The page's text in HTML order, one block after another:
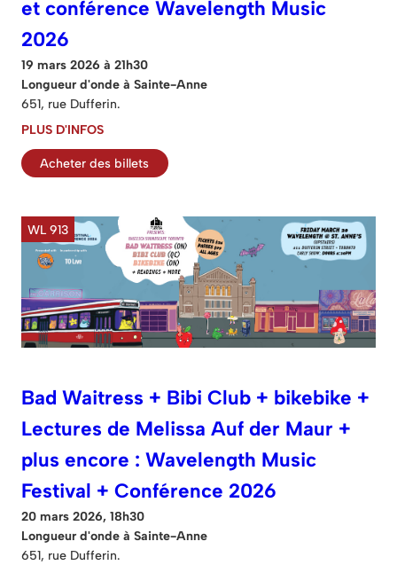
et conférence Wavelength Music
2026
19 mars 2026 à 21h30
Longueur d'onde à Sainte-Anne
651, rue Dufferin.
PLUS D'INFOS
Acheter des billets
WL 913
Bad Waitress + Bibi Club + bikebike +
Lectures de Melissa Auf der Maur +
plus encore : Wavelength Music
Festival + Conférence 2026
20 mars 2026, 18h30
Longueur d'onde à Sainte-Anne
651, rue Dufferin.